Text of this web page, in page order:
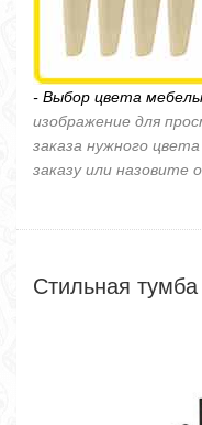
- Выбор цвета
изображение для
заказа нужного
заказу или назовите
Стильная